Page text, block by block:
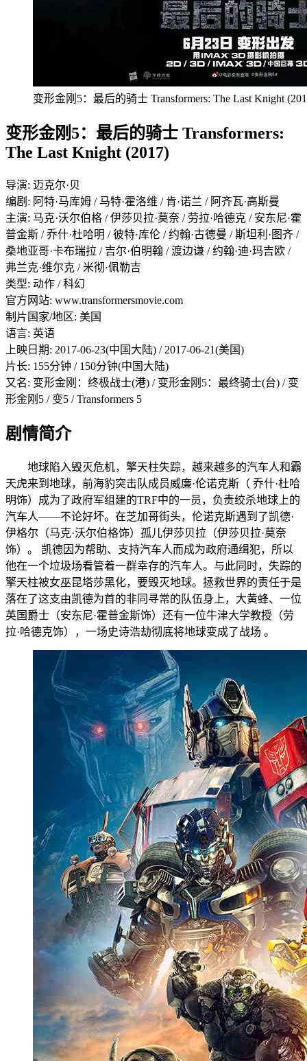
变形金刚5：最后的骑士 Transformers: The Last Knight
变形金刚5：最后的骑士 Transformers:
The Last Knight (2017)
导演: 迈克尔·贝
编剧: 阿特·马库姆 / 马特·霍洛维 / 肯·诺兰 / 阿齐瓦·高斯曼
主演: 马克·沃尔伯格 / 伊莎贝拉·莫奈 / 劳拉·哈德克 / 安东尼·霍
普金斯 / 乔什·杜哈明 / 彼特·库伦 / 约翰·古德曼 / 斯坦利·图齐 /
桑地亚哥·卡布瑞拉 / 吉尔·伯明翰 / 渡边谦 / 约翰·迪·玛吉欧 /
弗兰克·维尔克 / 米彻·佩勒吉
类型: 动作 / 科幻
官方网站: www.transformersmovie.com
制片国家/地区: 美国
语言: 英语
上映日期: 2017-06-23(中国大陆) / 2017-06-21(美国)
片长: 155分钟 / 150分钟(中国大陆)
又名: 变形金刚：终极战士(港) / 变形金刚5：最终骑士(台) / 变
形金刚5 / 变5 / Transformers 5
剧情简介
地球陷入毁灭危机，擎天柱失踪，越来越多的汽车人和霸
天虎来到地球，前海豹突击队成员威廉·伦诺克斯（ 乔什·杜哈
明饰）成为了政府军组建的TRF中的一员，负责绞杀地球上的
汽车人——不论好坏。在芝加哥街头，伦诺克斯遇到了凯德·
伊格尔（马克·沃尔伯格饰）孤儿伊莎贝拉（伊莎贝拉·莫奈
饰）。 凯德因为帮助、支持汽车人而成为政府通缉犯，所以
他在一个垃圾场看管着一群幸存的汽车人。与此同时，失踪的
擎天柱被女巫昆塔莎黑化，要毁灭地球。拯救世界的责任于是
落在了这支由凯德为首的非同寻常的队伍身上，大黄蜂、一位
英国爵士（安东尼·霍普金斯饰）还有一位牛津大学教授（劳
拉·哈德克饰），一场史诗浩劫彻底将地球变成了战场 。